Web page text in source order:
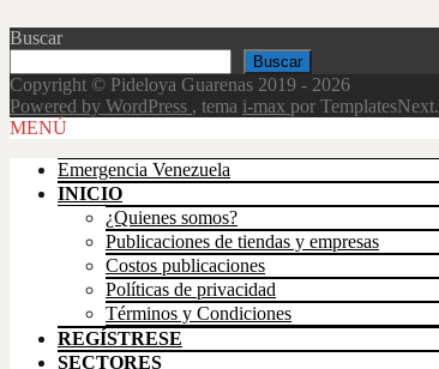
entradas
Buscar
Buscar
Copyright © Pideloya Guarenas 2019 - 2026
Powered by WordPress , tema i-max por TemplatesNext.
Scroll
MENÚ
Emergencia Venezuela
INICIO
¿Quienes somos?
Publicaciones de tiendas y empresas
Costos publicaciones
Políticas de privacidad
Términos y Condiciones
REGÍSTRESE
SECTORES